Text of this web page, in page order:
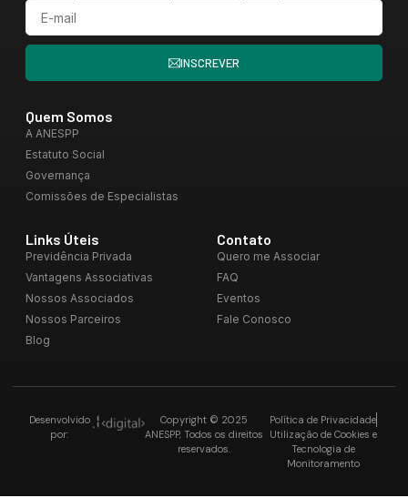
Quem Somos
A ANESPP
Estatuto Social
Governança
Comissões de Especialistas
Links Úteis
Previdência Privada
Vantagens Associativas
Nossos Associados
Nossos Parceiros
Blog
Contato
Quero me Associar
FAQ
Eventos
Fale Conosco
INSCREVER
Copyright © 2025
ANESPP, Todos os direitos
reservados.
Desenvolvido
por:
Política de Privacidade
Utilização de Cookies e
Tecnologia de
Monitoramento